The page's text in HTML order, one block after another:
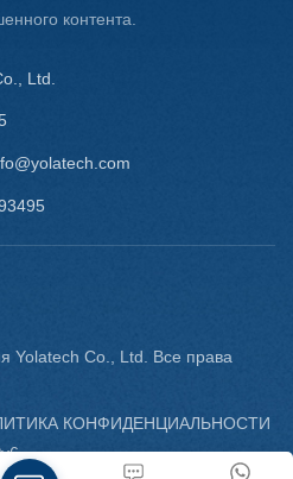
контента.
Ltd.
Yolatech Co., Ltd. Все права
КОНФИДЕНЦИАЛЬНОСТИ